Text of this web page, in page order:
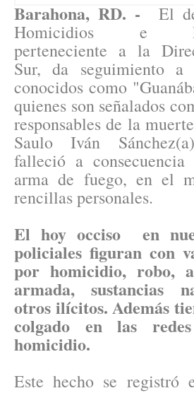
Barahona, RD. - El
Homicidios e
perteneciente a la
Sur, da seguimiento a
conocidos como
quienes son señalados
responsables de la
Saulo Iván
falleció a
arma de fuego, en el
rencillas personales.
El hoy occiso en
policiales figuran con
por homicidio, robo,
armada, sustancias
otros ilícitos. Además
colgado en las
homicidio.
Este hecho se registró